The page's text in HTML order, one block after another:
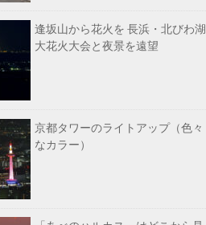
逢坂山から花火を 長浜・北びわ湖
大花火大会と夜景を遠望
京都タワーのライトアップ（色々
なカラー）